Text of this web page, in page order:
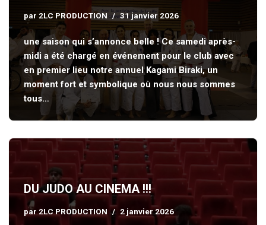
par 2LC PRODUCTION 31 janvier 2026
une saison qui s’annonce belle ! Ce samedi après-
midi a été chargé en événement pour le club avec
en premier lieu notre annuel Kagami Biraki, un
moment fort et symbolique où nous nous sommes
tous…
DU JUDO AU CINEMA !!!
par 2LC PRODUCTION 2 janvier 2026